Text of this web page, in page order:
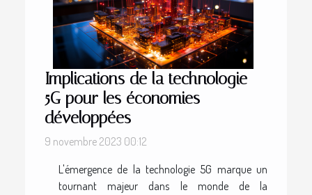
Implications de la technologie
5G pour les économies
développées
9 novembre 2023 00:12
L'émergence de la technologie 5G marque un
tournant majeur dans le monde de la